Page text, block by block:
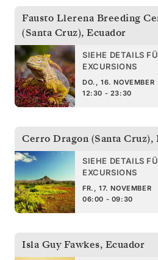
Fausto Llerena Breeding
(Santa Cruz), Ecuador
SIEHE DETAILS
EXCURSIONS
DO., 16. NOVEMBER
12:30 - 23:30
Cerro Dragon (Santa Cruz),
SIEHE DETAILS
EXCURSIONS
FR., 17. NOVEMBER
06:00 - 09:30
Isla Guy Fawkes, Ecuador